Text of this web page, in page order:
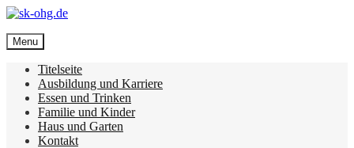
Skip
content
sk-ohg.de
Die besten Neuigkeiten
Menu
Titelseite
Ausbildung und Karriere
Essen und Trinken
Familie und Kinder
Haus und Garten
Kontakt